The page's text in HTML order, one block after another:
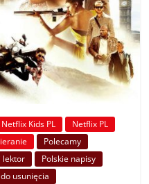
Netflix Kids PL
Netflix PL
Polecamy
lektor
Polskie napisy
usunięcia